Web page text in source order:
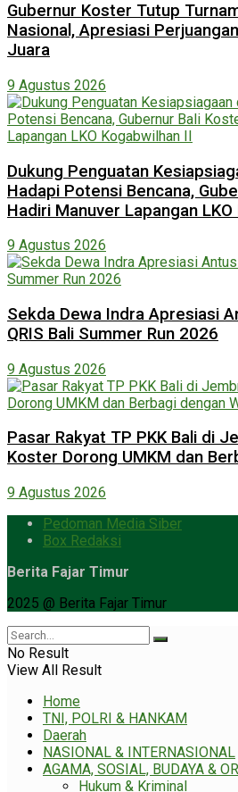
Gubernur Koster Tutup
Nasional, Apresiasi
Juara
9 Agustus 2026
Dukung Penguatan
Hadapi Potensi Bencana,
Hadiri Manuver Lapangan
9 Agustus 2026
Sekda Dewa Indra Apresiasi
QRIS Bali Summer Run 2026
9 Agustus 2026
Pasar Rakyat TP PKK Bali di
Koster Dorong UMKM dan
9 Agustus 2026
Pedoman Media Siber
Box Redaksi
Berita Fajar Timur
2025 @ Berita Fajar Timur
No Result
View All Result
Home
TNI, POLRI & HANKAM
Daerah
NASIONAL & INTERNASIONAL
AGAMA, SOSIAL, BUDAYA &
Hukum & Kriminal